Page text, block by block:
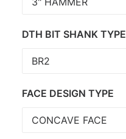
DTH BIT SHANK TYPE
FACE DESIGN TYPE